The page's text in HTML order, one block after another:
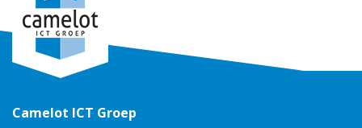
Camelot ICT Groep